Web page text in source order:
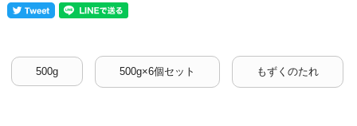
500g 500g×6個セット もずくのたれ